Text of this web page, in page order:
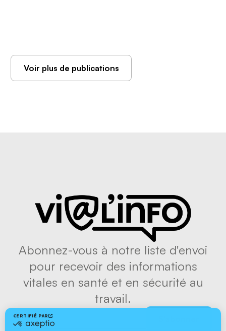
Voir plus de publications
Abonnez-vous à notre liste d'envoi
pour recevoir des informations
vitales en santé et en sécurité au
travail.